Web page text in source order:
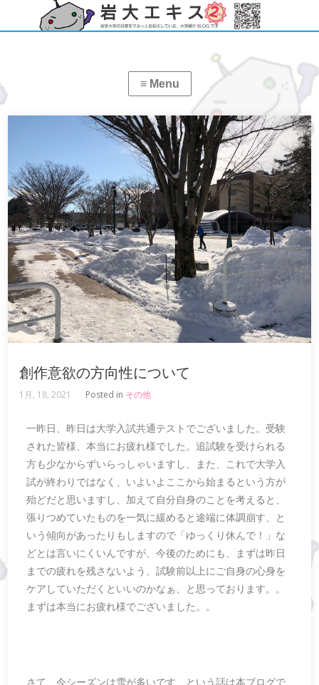
創作意欲の方向性について
1月, 18, 2021 Posted in その他
一昨日、昨日は大学入試共通テストでございました。受験
された皆様、本当にお疲れ様でした。追試験を受けられる
方も少なからずいらっしゃいますし、また、これで大学入
試が終わりではなく、いよいよここから始まるという方が
殆どだと思いますし、加えて自分自身のことを考えると、
張りつめていたものを一気に緩めると途端に体調崩す、と
いう傾向があったりもしますので「ゆっくり休んで！」な
どとは言いにくいんですが、今後のためにも、まずは昨日
までの疲れを残さないよう、試験前以上にご自身の心身を
ケアしていただくといいのかなぁ、と思っております。。
まずは本当にお疲れ様でございました。。
さて、今シーズンは雪が多いです、という話は本ブログで